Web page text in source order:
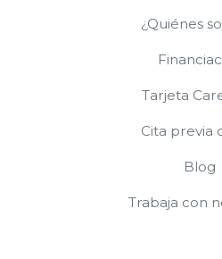
¿Quiénes
Tarjeta
Cita previa
Blog
Trabaja con